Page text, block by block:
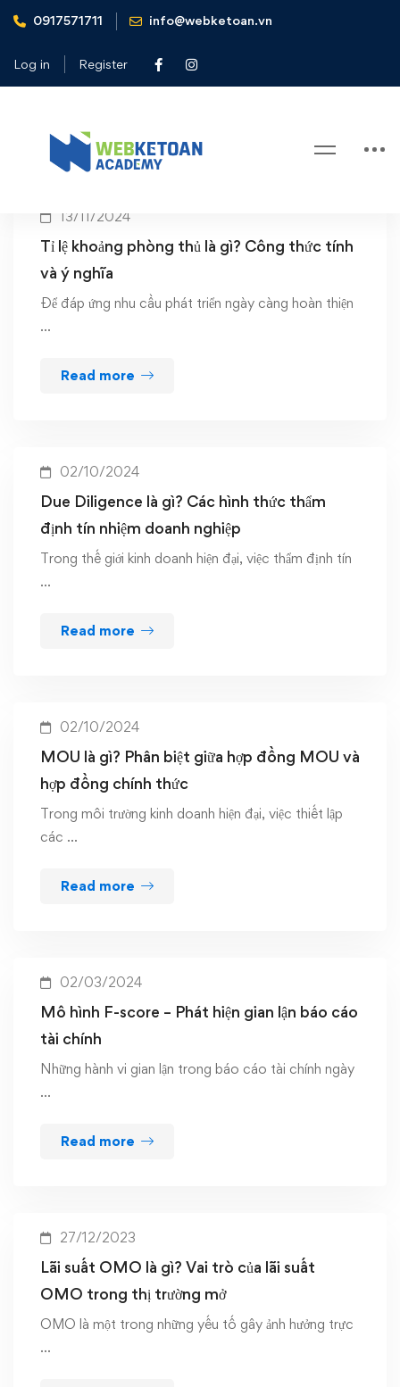
0917571711 info@webketoan.vn
Log in Register
Home KTQT
Tag: KTQT
13/11/2024
Tỉ lệ khoảng phòng thủ là gì? Công thức tính
và ý nghĩa
Để đáp ứng nhu cầu phát triển ngày càng hoàn thiện
…
Read more
02/10/2024
Due Diligence là gì? Các hình thức thẩm
định tín nhiệm doanh nghiệp
Trong thế giới kinh doanh hiện đại, việc thẩm định tín
…
Read more
02/10/2024
MOU là gì? Phân biệt giữa hợp đồng MOU và
hợp đồng chính thức
Trong môi trường kinh doanh hiện đại, việc thiết lập
các …
Read more
02/03/2024
Mô hình F-score – Phát hiện gian lận báo cáo
tài chính
Những hành vi gian lận trong báo cáo tài chính ngày
…
Read more
27/12/2023
Lãi suất OMO là gì? Vai trò của lãi suất
OMO trong thị trường mở
OMO là một trong những yếu tố gây ảnh hưởng trực
…